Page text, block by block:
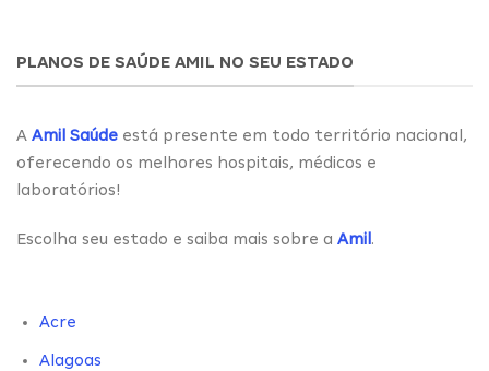
PLANOS DE SAÚDE AMIL NO SEU ESTADO
A Amil Saúde está presente em todo território nacional,
oferecendo os melhores hospitais, médicos e
laboratórios!
Escolha seu estado e saiba mais sobre a Amil .
Acre
Alagoas